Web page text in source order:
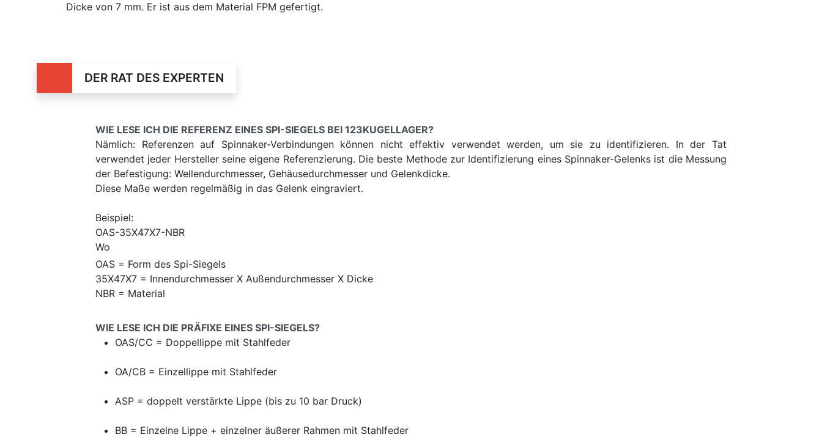
Dicke von 7 mm. Er ist aus dem Material FPM gefertigt.
DER RAT DES EXPERTEN
WIE LESE ICH DIE REFERENZ EINES SPI-SIEGELS BEI 123KUGELLAGER?
Nämlich: Referenzen auf Spinnaker-Verbindungen können nicht effektiv verwendet werden, um sie zu identifizieren. In der Tat
verwendet jeder Hersteller seine eigene Referenzierung. Die beste Methode zur Identifizierung eines Spinnaker-Gelenks ist die Messung
der Befestigung: Wellendurchmesser, Gehäusedurchmesser und Gelenkdicke.
Diese Maße werden regelmäßig in das Gelenk eingraviert.
Beispiel:
OAS-35X47X7-NBR
Wo
OAS = Form des Spi-Siegels
35X47X7 = Innendurchmesser X Außendurchmesser X Dicke
NBR = Material
WIE LESE ICH DIE PRÄFIXE EINES SPI-SIEGELS?
OAS/CC = Doppellippe mit Stahlfeder
OA/CB = Einzellippe mit Stahlfeder
ASP = doppelt verstärkte Lippe (bis zu 10 bar Druck)
BB = Einzelne Lippe + einzelner äußerer Rahmen mit Stahlfeder